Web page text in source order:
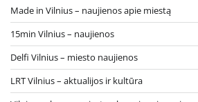
Made in Vilnius – naujienos apie miestą
15min Vilnius – naujienos
Delfi Vilnius – miesto naujienos
LRT Vilnius – aktualijos ir kultūra